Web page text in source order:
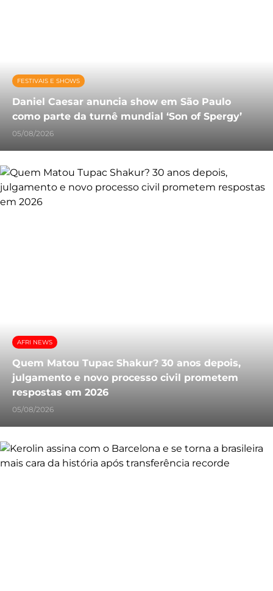
FESTIVAIS E SHOWS
Daniel Caesar anuncia show em São Paulo
como parte da turnê mundial ‘Son of Spergy’
05/08/2026
AFRI NEWS
Quem Matou Tupac Shakur? 30 anos depois,
julgamento e novo processo civil prometem
respostas em 2026
05/08/2026